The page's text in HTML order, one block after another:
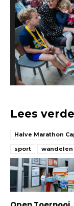
Lees
Halve Marathon
sport
wandelen